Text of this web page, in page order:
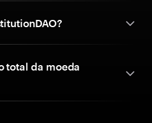
total da moeda